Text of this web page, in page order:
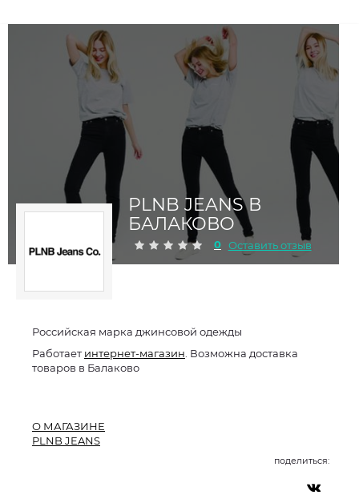
PLNB JEANS В
БАЛАКОВО
0 Оставить отзыв
Российская марка джинсовой одежды
Работаетинтернет-магазин . Возможна доставка
товаров в Балаково
О МАГАЗИНЕ
PLNB JEANS
поделиться: